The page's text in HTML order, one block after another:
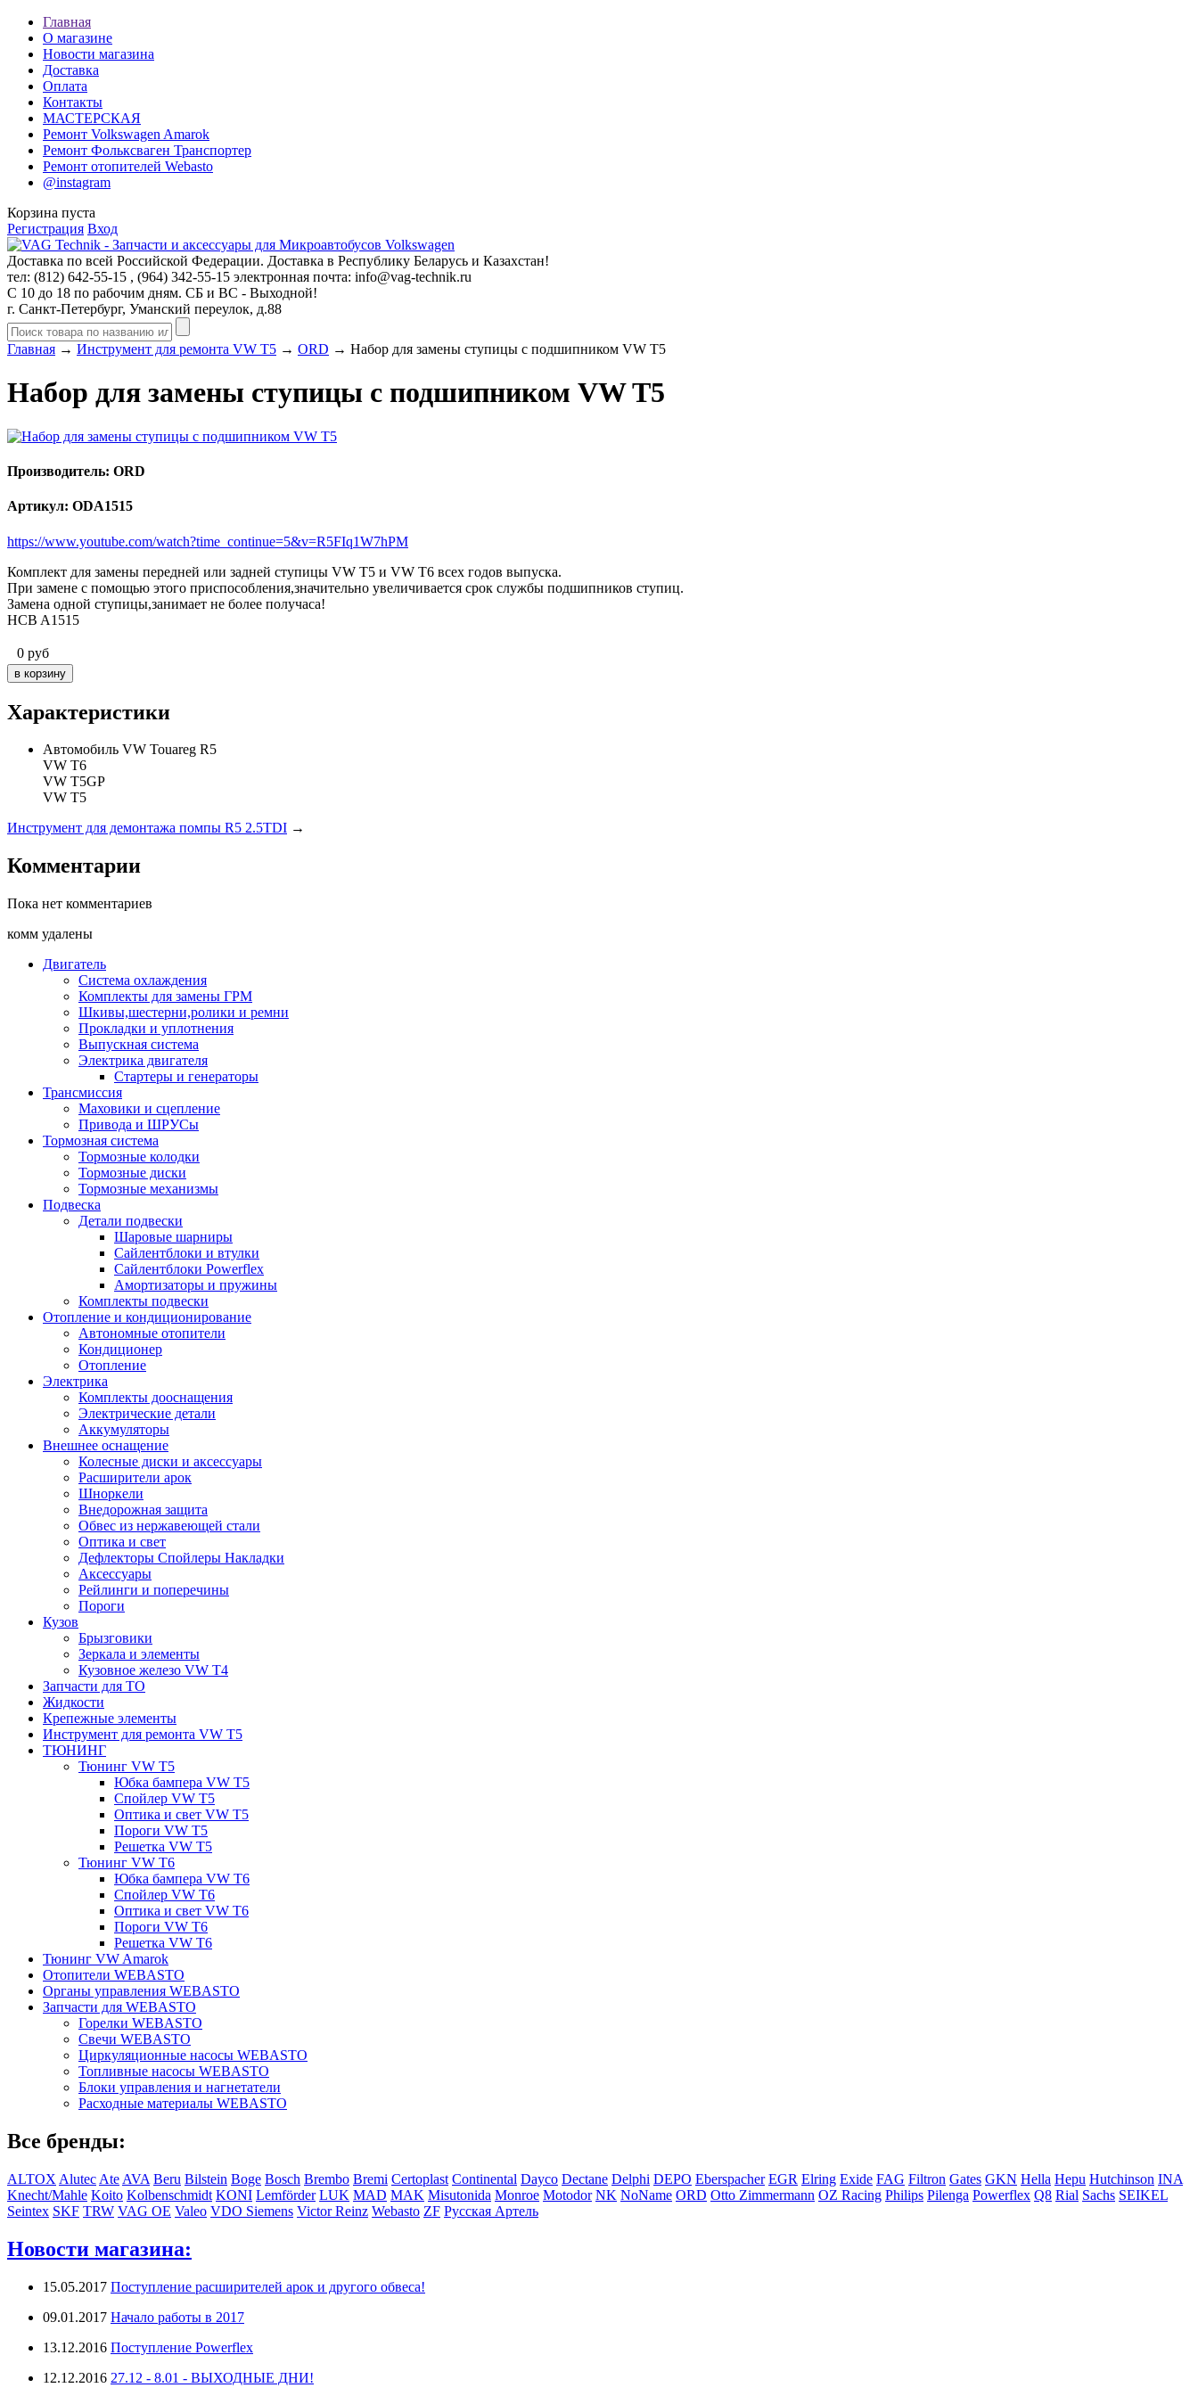
Главная
О магазине
Новости магазина
Доставка
Оплата
Контакты
МАСТЕРСКАЯ
Ремонт Volkswagen Amarok
Ремонт Фольксваген Транспортер
Ремонт отопителей Webasto
@instagram
Корзина пуста
Регистрация Вход
Доставка по всей Российской Федерации. Доставка в Республику Беларусь и Казахстан!
тел: (812) 642-55-15 , (964) 342-55-15 электронная почта: info@vag-technik.ru
С 10 до 18 по рабочим дням. СБ и ВС - Выходной!
г. Санкт-Петербург, Уманский переулок, д.88
Главная → Инструмент для ремонта VW T5 → ORD → Набор для замены ступицы с подшипником VW T5
Набор для замены ступицы с подшипником VW T5
Производитель: ORD
Артикул: ODA1515
https://www.youtube.com/watch?time_continue=5&v=R5FIq1W7hPM
Комплект для замены передней или задней ступицы VW T5 и VW T6 всех годов выпуска.
При замене с помощью этого приспособления,значительно увеличивается срок службы подшипников ступиц.
Замена одной ступицы,занимает не более получаса!
HCB A1515
0 руб
Характеристики
Автомобиль VW Touareg R5
VW T6
VW T5GP
VW T5
Инструмент для демонтажа помпы R5 2.5TDI →
Комментарии
Пока нет комментариев
комм удалены
Двигатель
Система охлаждения
Комплекты для замены ГРМ
Шкивы,шестерни,ролики и ремни
Прокладки и уплотнения
Выпускная система
Электрика двигателя
Стартеры и генераторы
Трансмиссия
Маховики и сцепление
Привода и ШРУСы
Тормозная система
Тормозные колодки
Тормозные диски
Тормозные механизмы
Подвеска
Детали подвески
Шаровые шарниры
Сайлентблоки и втулки
Сайлентблоки Powerflex
Амортизаторы и пружины
Комплекты подвески
Отопление и кондиционирование
Автономные отопители
Кондиционер
Отопление
Электрика
Комплекты дооснащения
Электрические детали
Аккумуляторы
Внешнее оснащение
Колесные диски и аксессуары
Расширители арок
Шноркели
Внедорожная защита
Обвес из нержавеющей стали
Оптика и свет
Дефлекторы Спойлеры Накладки
Аксессуары
Рейлинги и поперечины
Пороги
Кузов
Брызговики
Зеркала и элементы
Кузовное железо VW T4
Запчасти для ТО
Жидкости
Крепежные элементы
Инструмент для ремонта VW T5
ТЮНИНГ
Тюнинг VW T5
Юбка бампера VW T5
Спойлер VW T5
Оптика и свет VW T5
Пороги VW T5
Решетка VW T5
Тюнинг VW T6
Юбка бампера VW T6
Спойлер VW T6
Оптика и свет VW T6
Пороги VW T6
Решетка VW T6
Тюнинг VW Amarok
Отопители WEBASTO
Органы управления WEBASTO
Запчасти для WEBASTO
Горелки WEBASTO
Свечи WEBASTO
Циркуляционные насосы WEBASTO
Топливные насосы WEBASTO
Блоки управления и нагнетатели
Расходные материалы WEBASTO
Все бренды:
ALTOX Alutec Ate AVA Beru Bilstein Boge Bosch Brembo Bremi Certoplast Continental Dayco Dectane Delphi DEPO Eberspacher EGR Elring Exide FAG Filtron Gates GKN Hella Hepu Hutchinson INA
Knecht/Mahle Koito Kolbenschmidt KONI Lemförder LUK MAD MAK Misutonida Monroe Motodor NK NoName ORD Otto Zimmermann OZ Racing Philips Pilenga Powerflex Q8 Rial Sachs SEIKEL
Seintex SKF TRW VAG OE Valeo VDO Siemens Victor Reinz Webasto ZF Русская Артель
Новости магазина:
15.05.2017 Поступление расширителей арок и другого обвеса!
09.01.2017 Начало работы в 2017
13.12.2016 Поступление Powerflex
12.12.2016 27.12 - 8.01 - ВЫХОДНЫЕ ДНИ!